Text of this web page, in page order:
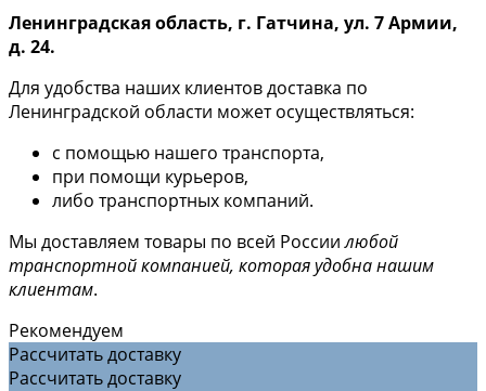
Ленинградская область, г. Гатчина, ул. 7 Армии,
д. 24.
Для удобства наших клиентов доставка по
Ленинградской области может осуществляться:
с помощью нашего транспорта,
при помощи курьеров,
либо транспортных компаний.
Мы доставляем товары по всей Россиилюбой
транспортной компанией, которая удобна нашим
клиентам.
Рекомендуем
Рассчитать доставку
Рассчитать доставку